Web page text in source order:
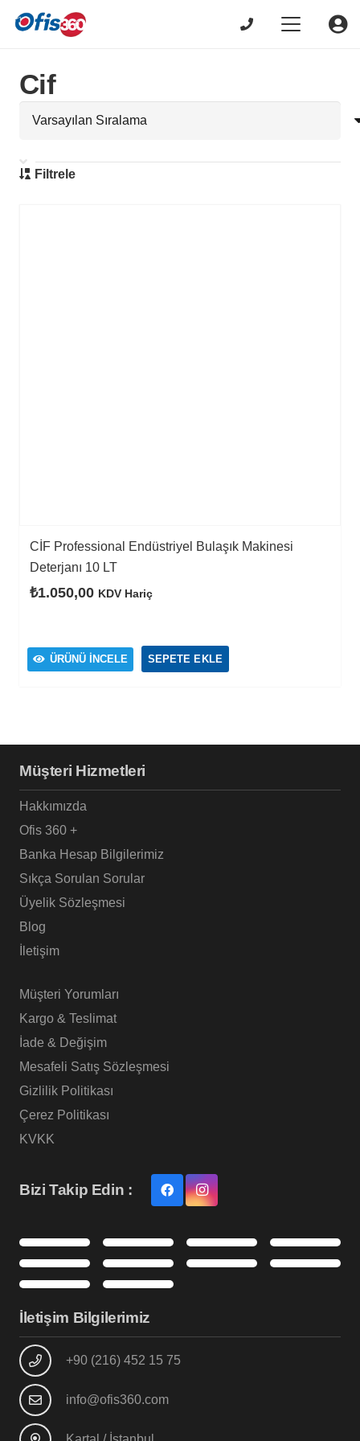
Cif
Filtrele
CİF Professional Endüstriyel Bulaşık Makinesi
Deterjanı 10 LT
₺1.050,00 KDV Hariç
ÜRÜNÜ İNCELE SEPETE EKLE
Müşteri Hizmetleri
Hakkımızda
Ofis 360 +
Banka Hesap Bilgilerimiz
Sıkça Sorulan Sorular
Üyelik Sözleşmesi
Blog
İletişim
Müşteri Yorumları
Kargo & Teslimat
İade & Değişim
Mesafeli Satış Sözleşmesi
Gizlilik Politikası
Çerez Politikası
KVKK
Bizi Takip Edin :
İletişim Bilgilerimiz
+90 (216) 452 15 75
info@ofis360.com